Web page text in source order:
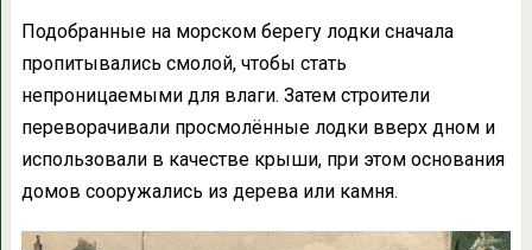
Подобранные на морском берегу лодки сначала
пропитывались смолой, чтобы стать
непроницаемыми для влаги. Затем строители
переворачивали просмолённые лодки вверх дном и
использовали в качестве крыши, при этом основания
домов сооружались из дерева или камня.